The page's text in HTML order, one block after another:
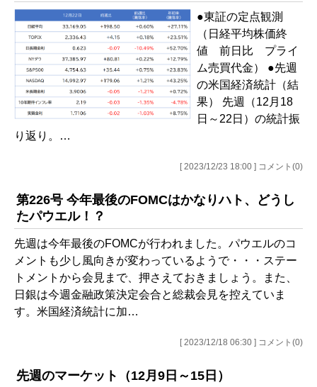
●東証の定点観測
（日経平均株価終
値 前日比 プライ
ム売買代金） ●先週
の米国経済統計（結
果） 先週（12月18
日～22日）の統計振
り返り。…
[ 2023/12/23 18:00 ] コメント(0)
第226号 今年最後のFOMCはかなりハト、どうし
たパウエル！？
先週は今年最後のFOMCが行われました。パウエルのコ
メントも少し風向きが変わっているようで・・・ステー
トメントから会見まで、押さえておきましょう。また、
日銀は今週金融政策決定会合と総裁会見を控えていま
す。米国経済統計に加…
[ 2023/12/18 06:30 ] コメント(0)
先週のマーケット（12月9日～15日）